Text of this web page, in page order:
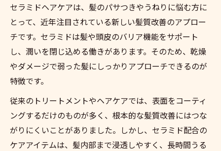
通いやすい美容サロンで髪質改善を体験
プロが提案する髪質のパサつき対策とは
うねりケアに最適なトリートメントの選び
方
髪のパサつきケアはセラミドで変わる理由
セラミドが髪質のパサつきに与える効果解
説
うねりを抑えるセラミドヘアケアのメカニ
ズム
セラミドヘアケアは、髪のパサつきやうねりに悩む方に
とって、近年注目されている新しい髪質改善のアプロー
チです。セラミドは髪や頭皮のバリア機能をサポート
し、潤いを閉じ込める働きがあります。そのため、乾燥
やダメージで弱った髪にしっかりアプローチできるのが
特徴です。
従来のトリートメントやヘアケアでは、表面をコーティ
ングするだけのものが多く、根本的な髪質改善にはつな
がりにくいことがありました。しかし、セラミド配合の
ケアアイテムは、髪内部まで浸透しやすく、長時間うる